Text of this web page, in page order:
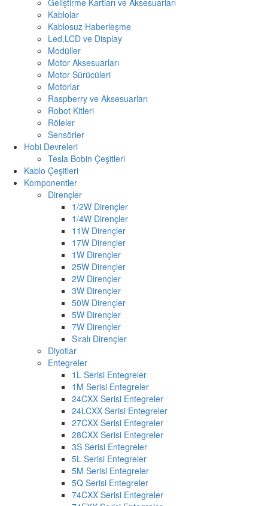
Geliştirme Kartları ve Aksesuarları
Kablolar
Kablosuz Haberleşme
Led,LCD ve Display
Modüller
Motor Aksesuarları
Motor Sürücüleri
Motorlar
Raspberry ve Aksesuarları
Robot Kitleri
Röleler
Sensörler
Hobi Devreleri
Tesla Bobin Çeşitleri
Kablo Çeşitleri
Komponentler
Dirençler
1/2W Dirençler
1/4W Dirençler
11W Dirençler
17W Dirençler
1W Dirençler
25W Dirençler
2W Dirençler
3W Dirençler
50W Dirençler
5W Dirençler
7W Dirençler
Sıralı Dirençler
Diyotlar
Entegreler
1L Serisi Entegreler
1M Serisi Entegreler
24CXX Serisi Entegreler
24LCXX Serisi Entegreler
27CXX Serisi Entegreler
28CXX Serisi Entegreler
3S Serisi Entegreler
5L Serisi Entegreler
5M Serisi Entegreler
5Q Serisi Entegreler
74CXX Serisi Entegreler